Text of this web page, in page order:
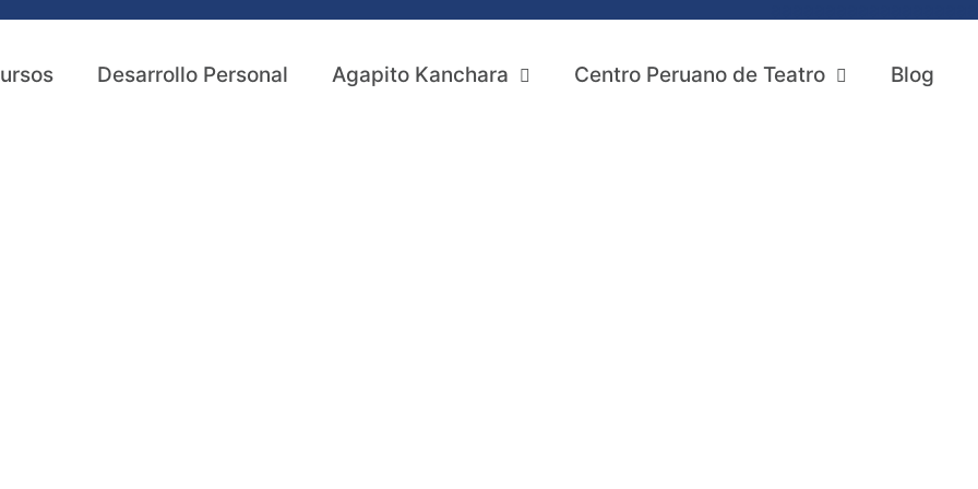
Desarrollo Personal Agapito Kanchara Centro Peruano de Teatro Blog